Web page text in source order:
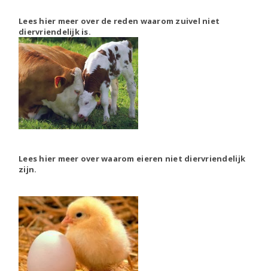
Lees hier meer over de reden waarom zuivel niet
diervriendelijk is.
Lees hier meer over waarom eieren niet diervriendelijk
zijn.